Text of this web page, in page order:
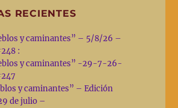
RECIENTES
y caminantes” – 5/8/26 –
:
y caminantes” -29-7-26-
y caminantes” – Edición
de julio –